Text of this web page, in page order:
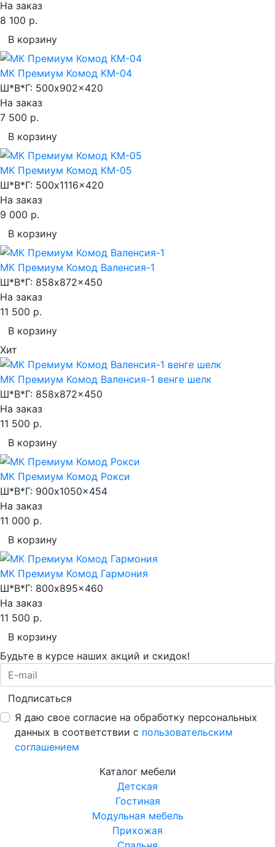
На заказ
8 100 р.
В корзину
МК Премиум Комод КМ-04
Ш*В*Г: 500x902x420
На заказ
7 500 р.
В корзину
МК Премиум Комод КМ-05
Ш*В*Г: 500x1116x420
На заказ
9 000 р.
В корзину
МК Премиум Комод Валенсия-1
Ш*В*Г: 858x872x450
На заказ
11 500 р.
В корзину
Хит
МК Премиум Комод Валенсия-1 венге шелк
Ш*В*Г: 858x872x450
На заказ
11 500 р.
В корзину
МК Премиум Комод Рокси
Ш*В*Г: 900x1050x454
На заказ
11 000 р.
В корзину
МК Премиум Комод Гармония
Ш*В*Г: 800x895x460
На заказ
11 500 р.
В корзину
Будьте в курсе наших акций и скидок!
Подписаться
Я даю свое согласие на обработку персональных
данных в соответствии с пользовательским
соглашением
Каталог мебели
Детская
Гостиная
Модульная мебель
Прихожая